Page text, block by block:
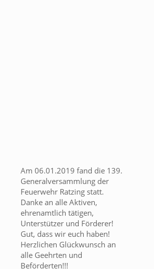
Am 06.01.2019 fand die 139.
Generalversammlung der
Feuerwehr Ratzing statt.
Danke an alle Aktiven,
ehrenamtlich tätigen,
Unterstützer und Förderer!
Gut, dass wir euch haben!
Herzlichen Glückwunsch an
alle Geehrten und
Beförderten!!!